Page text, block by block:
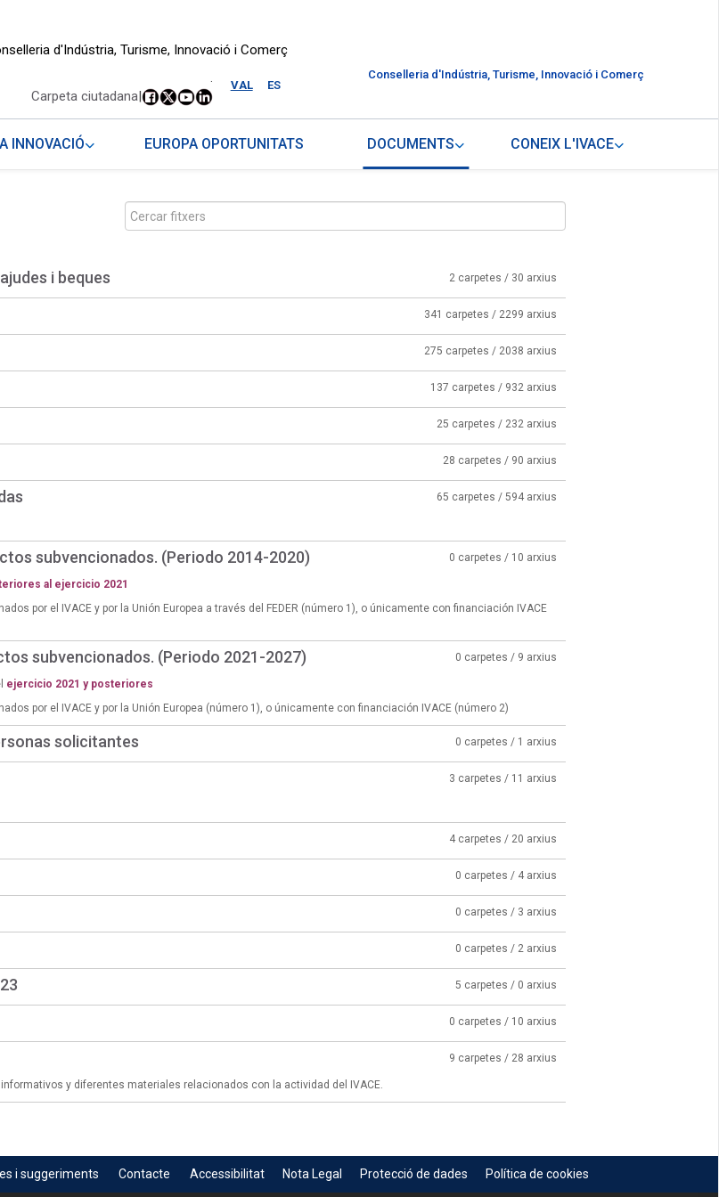
d'Indústria, Turisme, Innovació i Comerç
VAL ES
.
Carpeta ciutadana|
Conselleria d'Indústria, Turisme, Innovació i Comerç
INNOVACIÓ EUROPA OPORTUNITATS DOCUMENTS CONEIX L'IVACE
i beques 2 carpetes / 30 arxius
341 carpetes / 2299 arxius
275 carpetes / 2038 arxius
137 carpetes / 932 arxius
25 carpetes / 232 arxius
28 carpetes / 90 arxius
65 carpetes / 594 arxius
subvencionados. (Periodo 2014-2020) 0 carpetes / 10 arxius
al ejercicio 2021
por el IVACE y por la Unión Europea a través del FEDER (número 1), o únicamente con financiación IVACE
subvencionados. (Periodo 2021-2027) 0 carpetes / 9 arxius
ejercicio 2021 y posteriores
por el IVACE y por la Unión Europea (número 1), o únicamente con financiación IVACE (número 2)
solicitantes 0 carpetes / 1 arxius
3 carpetes / 11 arxius
4 carpetes / 20 arxius
0 carpetes / 4 arxius
0 carpetes / 3 arxius
0 carpetes / 2 arxius
5 carpetes / 0 arxius
0 carpetes / 10 arxius
9 carpetes / 28 arxius
y diferentes materiales relacionados con la actividad del IVACE.
i suggeriments Contacte Accessibilitat Nota Legal Protecció de dades Política de cookies